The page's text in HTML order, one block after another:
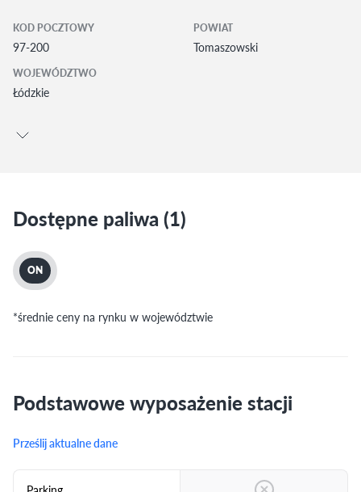
KOD POCZTOWY
97-200
POWIAT
Tomaszowski
WOJEWÓDZTWO
Łódzkie
Dostępne paliwa (1)
ON
*średnie ceny na rynku w województwie
Podstawowe wyposażenie stacji
Prześlij aktualne dane